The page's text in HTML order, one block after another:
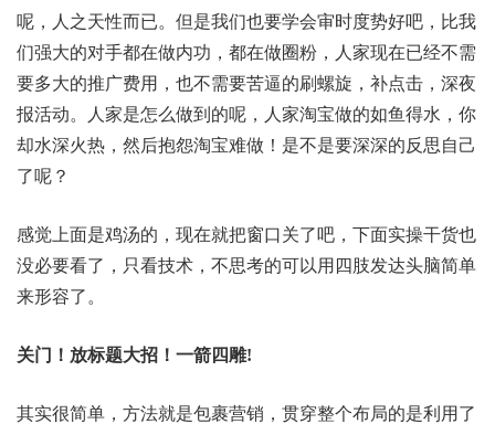
呢，人之天性而已。但是我们也要学会审时度势好吧，比我
们强大的对手都在做内功，都在做圈粉，人家现在已经不需
要多大的推广费用，也不需要苦逼的刷螺旋，补点击，深夜
报活动。人家是怎么做到的呢，人家淘宝做的如鱼得水，你
却水深火热，然后抱怨淘宝难做！是不是要深深的反思自己
了呢？
感觉上面是鸡汤的，现在就把窗口关了吧，下面实操干货也
没必要看了，只看技术，不思考的可以用四肢发达头脑简单
来形容了。
关门！放标题大招！一箭四雕!
其实很简单，方法就是包裹营销，贯穿整个布局的是利用了